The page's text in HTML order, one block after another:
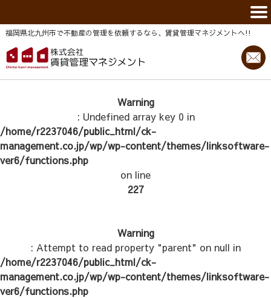
福岡県北九州市で不動産の管理を依頼するなら、賃貸管理マネジメントヘ!!
Warning
: Undefined array key 0 in
/home/r2237046/public_html/ck-
management.co.jp/wp/wp-content/themes/linksoftware-
ver6/functions.php
on line
227
Warning
: Attempt to read property "parent" on null in
/home/r2237046/public_html/ck-
management.co.jp/wp/wp-content/themes/linksoftware-
ver6/functions.php